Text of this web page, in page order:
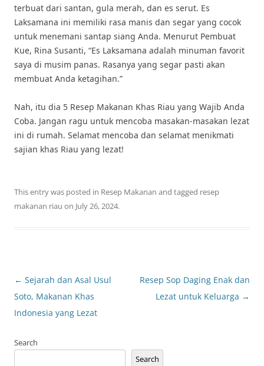
terbuat dari santan, gula merah, dan es serut. Es
Laksamana ini memiliki rasa manis dan segar yang cocok
untuk menemani santap siang Anda. Menurut Pembuat
Kue, Rina Susanti, “Es Laksamana adalah minuman favorit
saya di musim panas. Rasanya yang segar pasti akan
membuat Anda ketagihan.”
Nah, itu dia 5 Resep Makanan Khas Riau yang Wajib Anda
Coba. Jangan ragu untuk mencoba masakan-masakan lezat
ini di rumah. Selamat mencoba dan selamat menikmati
sajian khas Riau yang lezat!
This entry was posted in Resep Makanan and tagged resep
makanan riau on July 26, 2024.
Post
navigation
← Sejarah dan Asal Usul
Soto, Makanan Khas
Indonesia yang Lezat
Resep Sop Daging Enak dan
Lezat untuk Keluarga →
Search
Search